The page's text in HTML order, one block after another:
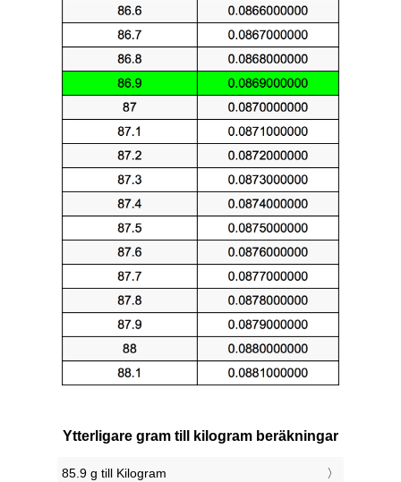
Ytterligare gram till kilogram beräkningar
85.9 g till Kilogram